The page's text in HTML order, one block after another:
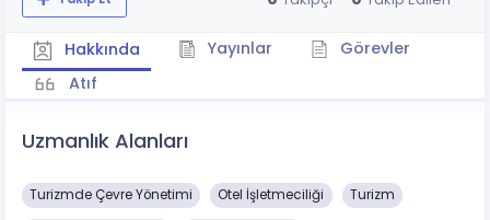
Hakkında Yayınlar
Görevler
Atıf
Uzmanlık Alanları
Turizmde Çevre Yönetimi Otel İşletmeciliği Turizm